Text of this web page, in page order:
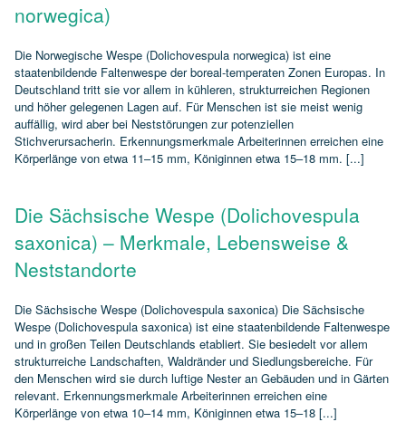
norwegica)
Die Norwegische Wespe (Dolichovespula norwegica) ist eine
staatenbildende Faltenwespe der boreal‑temperaten Zonen Europas. In
Deutschland tritt sie vor allem in kühleren, strukturreichen Regionen
und höher gelegenen Lagen auf. Für Menschen ist sie meist wenig
auffällig, wird aber bei Neststörungen zur potenziellen
Stichverursacherin. Erkennungsmerkmale Arbeiterinnen erreichen eine
Körperlänge von etwa 11–15 mm, Königinnen etwa 15–18 mm. [...]
Die Sächsische Wespe (Dolichovespula
saxonica) – Merkmale, Lebensweise &
Neststandorte
Die Sächsische Wespe (Dolichovespula saxonica) Die Sächsische
Wespe (Dolichovespula saxonica) ist eine staatenbildende Faltenwespe
und in großen Teilen Deutschlands etabliert. Sie besiedelt vor allem
strukturreiche Landschaften, Waldränder und Siedlungsbereiche. Für
den Menschen wird sie durch luftige Nester an Gebäuden und in Gärten
relevant. Erkennungsmerkmale Arbeiterinnen erreichen eine
Körperlänge von etwa 10–14 mm, Königinnen etwa 15–18 [...]